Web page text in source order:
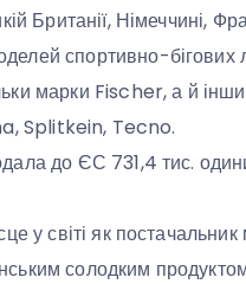
Британії, Німеччині,
спортивно-бігових
марки Fischer, а й
Splitkein, Tecno.
до ЄС 731,4 тис.
у світі як
солодким